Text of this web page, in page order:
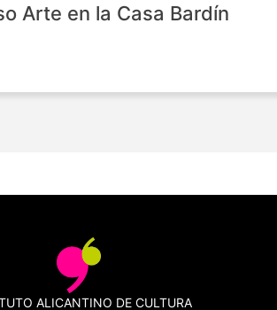
Arte en la Casa Bardín
ALICANTINO DE CULTURA